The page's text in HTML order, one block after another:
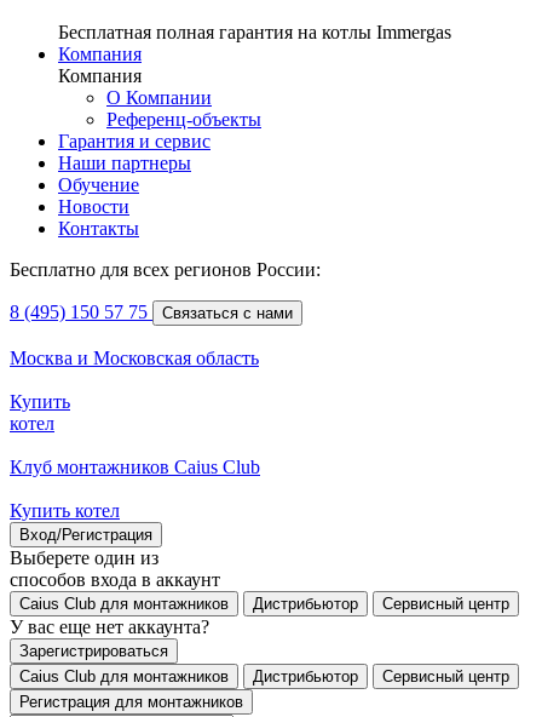
Бесплатная полная гарантия на котлы Immergas
Компания
Компания
О Компании
Референц-объекты
Гарантия и сервис
Наши партнеры
Обучение
Новости
Контакты
Бесплатно для всех регионов России:
8 (495) 150 57 75 Связаться с нами
Москва и Московская область
Купить
котел
Клуб монтажников Caius Club
Купить котел
Вход/Регистрация
Выберете один из
способов входа в аккаунт
Caius Club для монтажников Дистрибьютор Сервисный центр
У вас еще нет аккаунта?
Зарегистрироваться
Caius Club для монтажников
Дистрибьютор
Сервисный центр
Регистрация для монтажников